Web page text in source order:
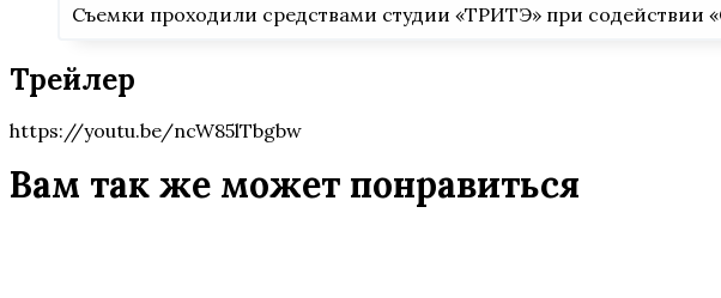
Съемки проходили средствами студии «ТРИТЭ» при содействии
Трейлер
https://youtu.be/ncW85lTbgbw
Вам так же может понравиться